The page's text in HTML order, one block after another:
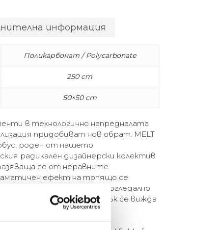
информация
Поликарбонат / Polycarbonate
250 cm
50×50 cm
в технологично напредналата
придобиват нов обрат. MELT
роден от нашето
радикален дизайнерски колектив
се от неравните
ефект на топящо се
когато е включен, и с огледално
Вътрешният му блясък се вижда